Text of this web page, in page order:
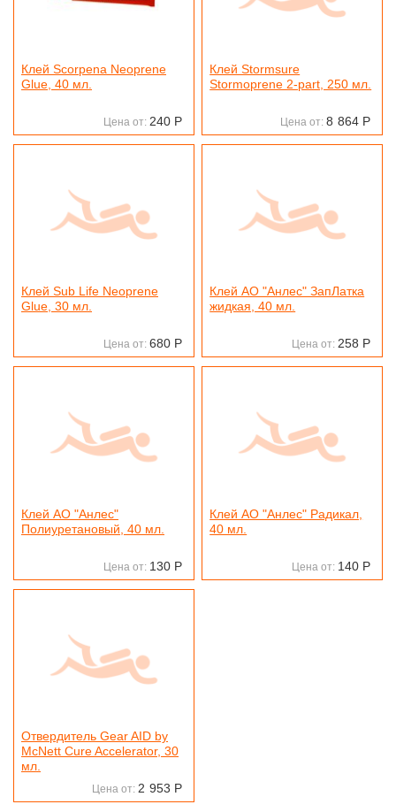
Клей Scorpena Neoprene
Glue, 40 мл.
Цена от: 240 Р
Клей Stormsure
Stormoprene 2-part, 250 мл.
Цена от: 8 864 Р
Клей Sub Life Neoprene
Glue, 30 мл.
Цена от: 680 Р
Клей АО "Анлес" ЗапЛатка
жидкая, 40 мл.
Цена от: 258 Р
Клей АО "Анлес"
Полиуретановый, 40 мл.
Цена от: 130 Р
Клей АО "Анлес" Радикал,
40 мл.
Цена от: 140 Р
Отвердитель Gear AID by
McNett Cure Accelerator, 30
мл.
Цена от: 2 953 Р